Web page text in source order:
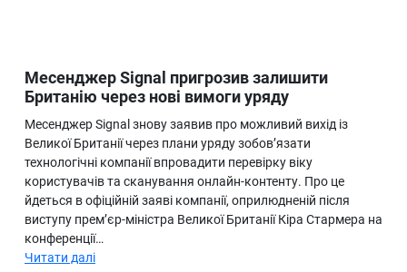
Ukraine
Про нас
Месенджер Signal пригрозив залишити
Британію через нові вимоги уряду
Месенджер Signal знову заявив про можливий вихід із
Великої Британії через плани уряду зобов’язати
технологічні компанії впровадити перевірку віку
користувачів та сканування онлайн-контенту. Про це
йдеться в офіційній заяві компанії, оприлюдненій після
виступу прем’єр-міністра Великої Британії Кіра Стармера на
конференції…
Читати далі